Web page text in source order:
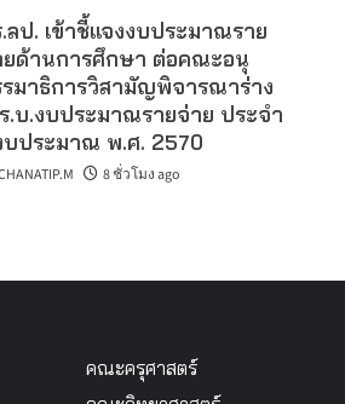
ลป. เข้าชี้แจงงบประมาณราย
ยด้านการศึกษา ต่อคณะอนุ
มาธิการวิสามัญพิจารณาร่าง
.บ.งบประมาณรายจ่าย ประจำ
บประมาณ พ.ศ. 2570
8 ชั่วโมง ago
คณะครุศาสตร์